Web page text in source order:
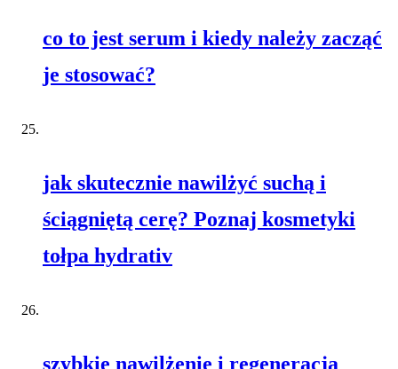
co to jest serum i kiedy należy zacząć
je stosować?
jak skutecznie nawilżyć suchą i
ściągniętą cerę? Poznaj kosmetyki
tołpa hydrativ
szybkie nawilżenie i regeneracja